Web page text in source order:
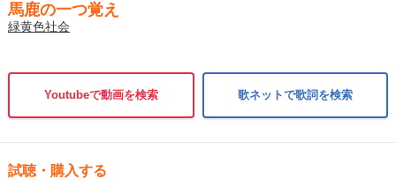
馬鹿の一つ覚え
緑黄色社会
Youtubeで動画を検索 歌ネットで歌詞を検索
試聴・購入する